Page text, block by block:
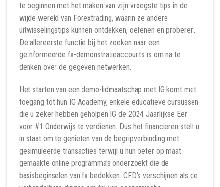
te beginnen met het maken van zijn vroegste tips in de
wijde wereld van Forextrading, waarin ze andere
uitwisselingstips kunnen ontdekken, oefenen en proberen.
De allereerste functie bij het zoeken naar een
geïnformeerde fx-demonstratieaccounts is om na te
denken over de gegeven netwerken.
Het starten van een demo-lidmaatschap met IG komt met
toegang tot hun IG Academy, enkele educatieve cursussen
die u zeker hebben geholpen IG de 2024 Jaarlijkse Eer
voor #1 Onderwijs te verdienen. Dus het financieren stelt u
in staat om te genieten van de begripverbinding met
gesimuleerde transacties terwijl u hun beter op maat
gemaakte online programma's onderzoekt die de
basisbeginselen van fx bedekken. CFD's verschijnen als de